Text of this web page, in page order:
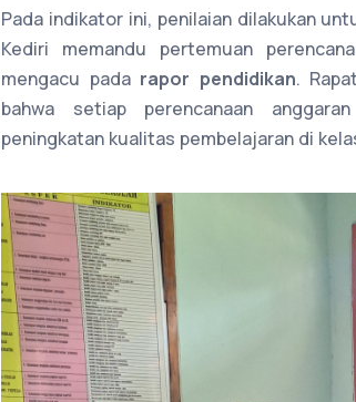
Pada indikator ini, penilaian dilakukan
Kediri memandu pertemuan
mengacu pada rapor pendidikan.
bahwa setiap perencanaan
peningkatan kualitas pembelajaran di